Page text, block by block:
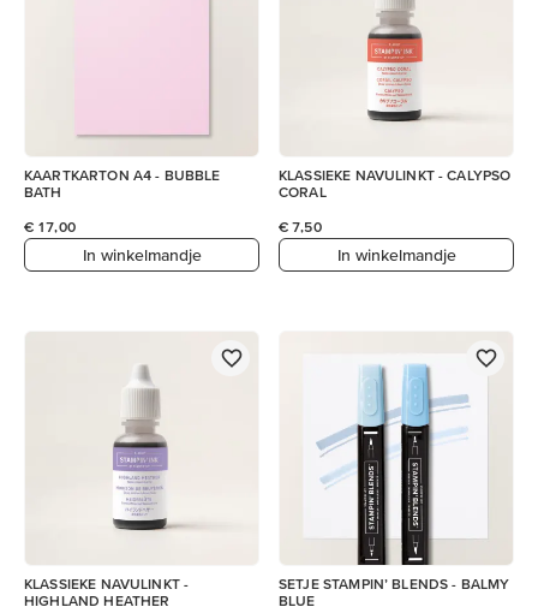
KAARTKARTON A4 - BUBBLE
BATH
€ 17,00
In winkelmandje
KLASSIEKE NAVULINKT - CALYPSO
CORAL
€ 7,50
In winkelmandje
KLASSIEKE NAVULINKT -
HIGHLAND HEATHER
SETJE STAMPIN’ BLENDS - BALMY
BLUE